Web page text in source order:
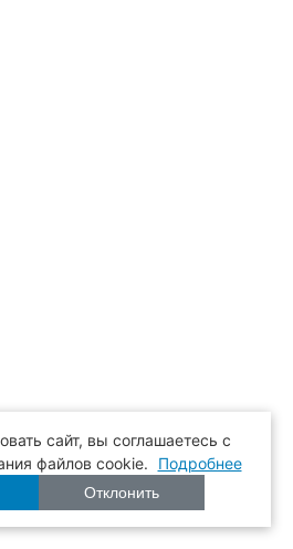
сайт, вы соглашаетесь с
файлов cookie.
Подробнее
Отклонить